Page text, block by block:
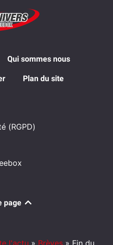
Qui sommes nous
Plan du site
(RGPD)
page
l'actu » Brèves » Fin du